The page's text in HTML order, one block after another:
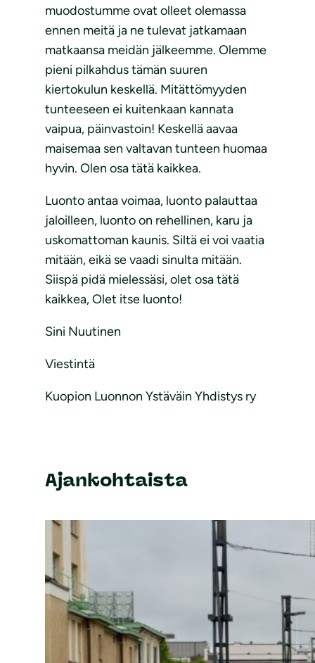
muodostumme ovat olleet olemassa
ennen meitä ja ne tulevat jatkamaan
matkaansa meidän jälkeemme. Olemme
pieni pilkahdus tämän suuren
kiertokulun keskellä. Mitättömyyden
tunteeseen ei kuitenkaan kannata
vaipua, päinvastoin! Keskellä aavaa
maisemaa sen valtavan tunteen huomaa
hyvin. Olen osa tätä kaikkea.
Luonto antaa voimaa, luonto palauttaa
jaloilleen, luonto on rehellinen, karu ja
uskomattoman kaunis. Siltä ei voi vaatia
mitään, eikä se vaadi sinulta mitään.
Siispä pidä mielessäsi, olet osa tätä
kaikkea, Olet itse luonto!
Sini Nuutinen
Viestintä
Kuopion Luonnon Ystäväin Yhdistys ry
Ajankohtaista